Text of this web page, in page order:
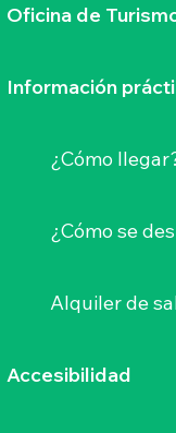
Oficina de
Información
¿Cómo
¿Cómo se
Alquiler de
Accesibilidad